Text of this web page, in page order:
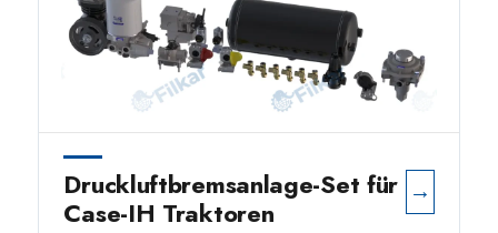
Druckluftbremsanlage-Set für
Case-IH Traktoren
→